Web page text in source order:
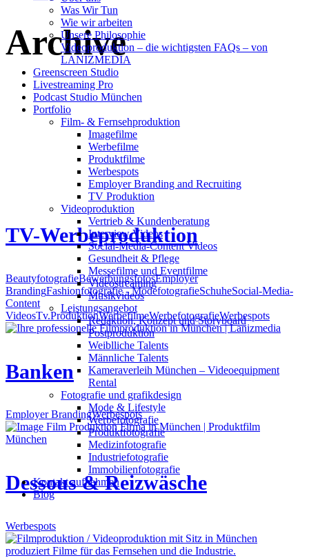
Was Wir Tun
Wie wir arbeiten
Unsere Philosophie
Videoproduktion – die wichtigsten FAQs – von
LANIZMEDIA
Greenscreen Studio
Livestreaming Pro
Podcast Studio München
Portfolio
Film- & Fernsehproduktion
Imagefilme
Werbefilme
Produktfilme
Werbespots
Employer Branding and Recruiting
TV Produktion
Videoproduktion
Vertrieb & Kundenberatung
Interview Videos
Social-Media-Content Videos
Gesundheit & Pflege
Mes­se­filme und Eventfilme
Video­strea­ming
Musikvideos
Leis­tungs­an­ge­bot
Redak­ti­on, Kon­zept und Storyboard
Post­pro­duk­ti­on
Weiblliche Talents
Männliche Talents
Kameraverleih München – Videoequipment
Rental
Fotografie und grafikdesign
Mode & Lifestyle
Werbefotografie
Produktfotografie
Medizinfotografie
Industriefotografie
Immobilienfotografie
Kontakt aufnehmen
Blog
Archive
TV-Werbeproduktion
BeautyfotografieBewerbungsfotosEmployer
BrandingFashionfotografie - ModefotografieSchuheSocial-Media-
Content
VideosTv.ProduktionWerbefilmeWerbefotografieWerbespots
Banken
Employer BrandingWerbespots
Dessous & Reizwäsche
Werbespots